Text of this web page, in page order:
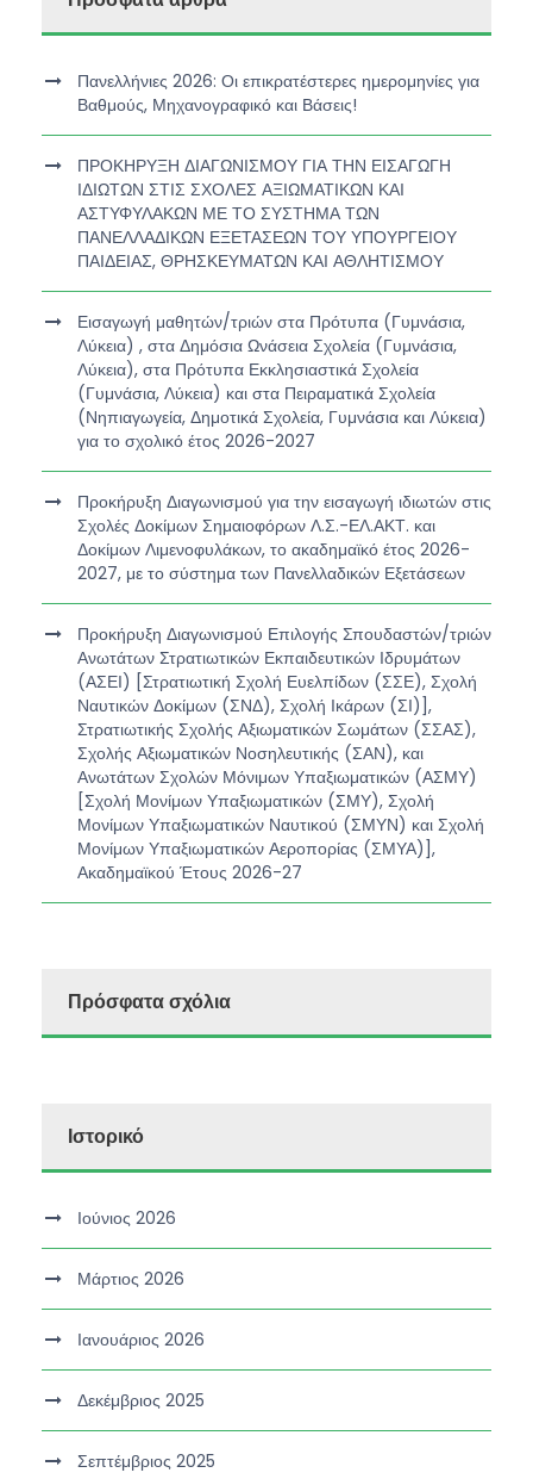
Πανελλήνιες 2026: Οι επικρατέστερες ημερομηνίες για
Βαθμούς, Μηχανογραφικό και Βάσεις!
ΠΡΟΚΗΡΥΞΗ ΔΙΑΓΩΝΙΣΜΟΥ ΓΙΑ ΤΗΝ ΕΙΣΑΓΩΓΗ
ΙΔΙΩΤΩΝ ΣΤΙΣ ΣΧΟΛΕΣ ΑΞΙΩΜΑΤΙΚΩΝ ΚΑΙ
ΑΣΤΥΦΥΛΑΚΩΝ ΜΕ ΤΟ ΣΥΣΤΗΜΑ ΤΩΝ
ΠΑΝΕΛΛΑΔΙΚΩΝ ΕΞΕΤΑΣΕΩΝ ΤΟΥ ΥΠΟΥΡΓΕΙΟΥ
ΠΑΙΔΕΙΑΣ, ΘΡΗΣΚΕΥΜΑΤΩΝ ΚΑΙ ΑΘΛΗΤΙΣΜΟΥ
Εισαγωγή μαθητών/τριών στα Πρότυπα (Γυμνάσια,
Λύκεια) , στα Δημόσια Ωνάσεια Σχολεία (Γυμνάσια,
Λύκεια), στα Πρότυπα Εκκλησιαστικά Σχολεία
(Γυμνάσια, Λύκεια) και στα Πειραματικά Σχολεία
(Νηπιαγωγεία, Δημοτικά Σχολεία, Γυμνάσια και Λύκεια)
για το σχολικό έτος 2026-2027
Προκήρυξη Διαγωνισμού για την εισαγωγή ιδιωτών στις
Σχολές Δοκίμων Σημαιοφόρων Λ.Σ.-ΕΛ.ΑΚΤ. και
Δοκίμων Λιμενοφυλάκων, το ακαδημαϊκό έτος 2026-
2027, με το σύστημα των Πανελλαδικών Εξετάσεων
Προκήρυξη Διαγωνισμού Επιλογής Σπουδαστών/τριών
Ανωτάτων Στρατιωτικών Εκπαιδευτικών Ιδρυμάτων
(ΑΣΕΙ) [Στρατιωτική Σχολή Ευελπίδων (ΣΣΕ), Σχολή
Ναυτικών Δοκίμων (ΣΝΔ), Σχολή Ικάρων (ΣΙ)],
Στρατιωτικής Σχολής Αξιωματικών Σωμάτων (ΣΣΑΣ),
Σχολής Αξιωματικών Νοσηλευτικής (ΣΑΝ), και
Ανωτάτων Σχολών Μόνιμων Υπαξιωματικών (ΑΣΜΥ)
[Σχολή Μονίμων Υπαξιωματικών (ΣΜΥ), Σχολή
Μονίμων Υπαξιωματικών Ναυτικού (ΣΜΥΝ) και Σχολή
Μονίμων Υπαξιωματικών Αεροπορίας (ΣΜΥΑ)],
Ακαδημαϊκού Έτους 2026-27
Πρόσφατα σχόλια
Ιστορικό
Ιούνιος 2026
Μάρτιος 2026
Ιανουάριος 2026
Δεκέμβριος 2025
Σεπτέμβριος 2025